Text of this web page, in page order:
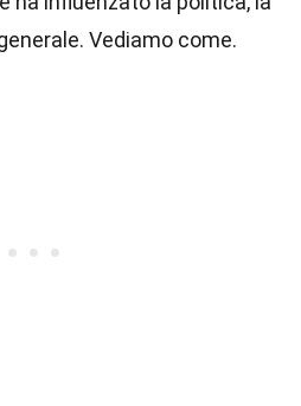
Vediamo come.